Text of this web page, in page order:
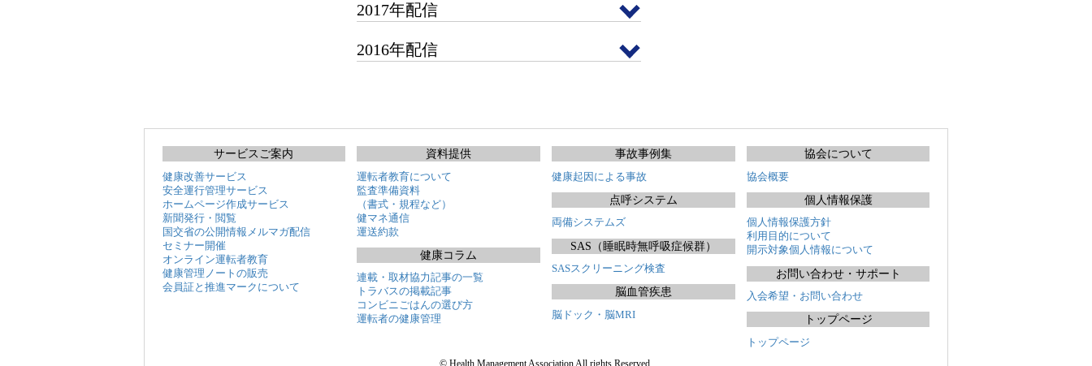
2017年配信
2016年配信
サービスご案内
健康改善サービス
安全運行管理サービス
ホームページ作成サービス
新聞発行・閲覧
国交省の公開情報メルマガ配信
セミナー開催
オンライン運転者教育
健康管理ノートの販売
会員証と推進マークについて
資料提供
運転者教育について
監査準備資料
（書式・規程など）
健マネ通信
運送約款
健康コラム
連載・取材協力記事の一覧
トラバスの掲載記事
コンビニごはんの選び方
運転者の健康管理
事故事例集
健康起因による事故
点呼システム
両備システムズ
SAS（睡眠時無呼吸症候群）
SASスクリーニング検査
脳血管疾患
脳ドック・脳MRI
協会について
協会概要
個人情報保護
個人情報保護方針
利用目的について
開示対象個人情報について
お問い合わせ・サポート
入会希望・お問い合わせ
トップページ
トップページ
© Health Management Association All rights Reserved.